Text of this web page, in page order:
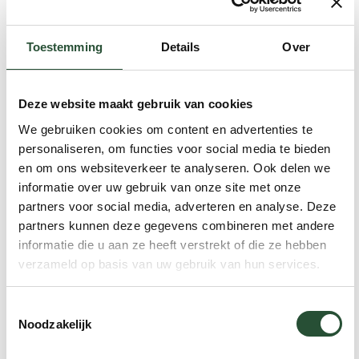
Toestemming Details Over
Deze website maakt gebruik van cookies
We gebruiken cookies om content en advertenties te
personaliseren, om functies voor social media te bieden
en om ons websiteverkeer te analyseren. Ook delen we
informatie over uw gebruik van onze site met onze
partners voor social media, adverteren en analyse. Deze
partners kunnen deze gegevens combineren met andere
informatie die u aan ze heeft verstrekt of die ze hebben
verzameld op basis van uw gebruik van hun services.
Noodzakelijk
In onze showroom sta je er niet alleen voor. Onze
medewerkers kennen het assortiment door en
door. Welk materiaal is onderhoudsvriendelijk?
mee, rustig en zonder verkoopdruk.
Waarom onze showroom
bezoeken?
Ervaar de kwaliteit van onze tuinmeubelen
in het echt
Laat je inspireren door onze stijlvol
ingerichte showroomopstellingen
Profiteer van deskundig en vrijblijvend
advies op maat
direct naast elkaar